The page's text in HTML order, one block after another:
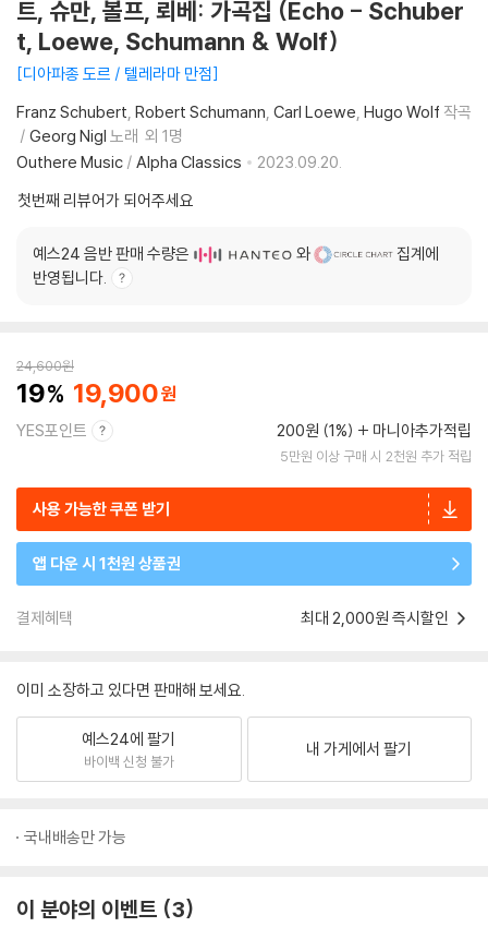
트, 슈만, 볼프, 뢰베: 가곡집 (Echo - Schuber
t, Loewe, Schumann & Wolf)
디아파종 도르 / 텔레라마 만점
Franz Schubert Robert Schumann Carl Loewe Hugo Wolf 작곡
Georg Nigl 노래 외 1명
Outhere Music / Alpha Classics
2023.09.20.
첫번째 리뷰어가 되어주세요
예스24 음반 판매 수량은 와
집계에
반영됩니다.
24,600원
19 19,900
YES포인트 200원 (1%) 마니아추가적립
5만원 이상 구매 시 2천원 추가 적립
사용 가능한 쿠폰 받기
앱 다운 시 1천원 상품권
결제혜택 최대 2,000원 즉시할인
이미 소장하고 있다면 판매해 보세요.
예스24에 팔기
바이백 신청 불가
내 가게에서 팔기
국내배송만 가능
이 분야의 이벤트 3